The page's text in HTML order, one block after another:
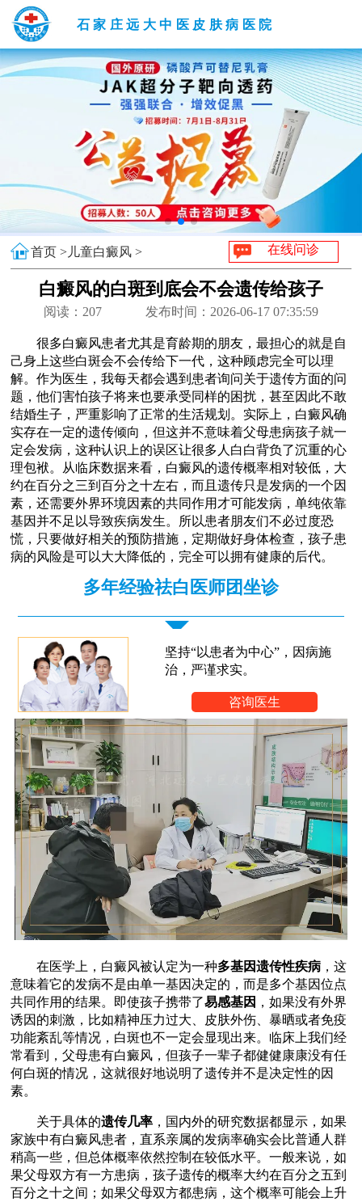
石家庄远大中医皮肤病医院
首页 > 儿童白癜风 > 在线问诊
白癜风的白斑到底会不会遗传给孩子
阅读： 207 发布时间：2026-06-17 07:35:59
很多白癜风患者尤其是育龄期的朋友，最担心的就是自
己身上这些白斑会不会传给下一代，这种顾虑完全可以理
解。作为医生，我每天都会遇到患者询问关于遗传方面的问
题，他们害怕孩子将来也要承受同样的困扰，甚至因此不敢
结婚生子，严重影响了正常的生活规划。实际上，白癜风确
实存在一定的遗传倾向，但这并不意味着父母患病孩子就一
定会发病，这种认识上的误区让很多人白白背负了沉重的心
理包袱。从临床数据来看，白癜风的遗传概率相对较低，大
约在百分之三到百分之十左右，而且遗传只是发病的一个因
素，还需要外界环境因素的共同作用才可能发病，单纯依靠
基因并不足以导致疾病发生。所以患者朋友们不必过度恐
慌，只要做好相关的预防措施，定期做好身体检查，孩子患
病的风险是可以大大降低的，完全可以拥有健康的后代。
多年经验祛白医师团坐诊
坚持“以患者为中心”，因病施
治，严谨求实。
咨询医生
在医学上，白癜风被认定为一种多基因遗传性疾病 ，这
意味着它的发病不是由单一基因决定的，而是多个基因位点
共同作用的结果。即使孩子携带了易感基因 ，如果没有外界
诱因的刺激，比如精神压力过大、皮肤外伤、暴晒或者免疫
功能紊乱等情况，白斑也不一定会显现出来。临床上我们经
常看到，父母患有白癜风，但孩子一辈子都健健康康没有任
何白斑的情况，这就很好地说明了遗传并不是决定性的因
素。
关于具体的遗传几率 ，国内外的研究数据都显示，如果
家族中有白癜风患者，直系亲属的发病率确实会比普通人群
稍高一些，但总体概率依然控制在较低水平。一般来说，如
果父母双方有一方患病，孩子遗传的概率大约在百分之五到
百分之十之间；如果父母双方都患病，这个概率可能会上升